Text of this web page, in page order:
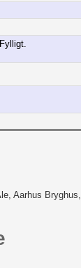
Aarhus Bryghus,